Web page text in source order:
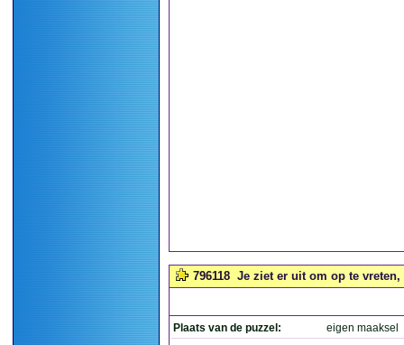
796118 Je ziet er uit om op te vreten,
Plaats van de puzzel:
eigen maaksel